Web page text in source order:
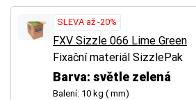
SLEVA až -20%
FXV Sizzle 066 Lime Green
Fixační materiál SizzlePak
Barva: světle zelená
Balení: 10 kg ( mm)